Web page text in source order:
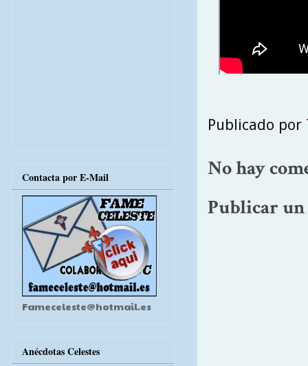
Publicado por
No hay
Publicar
Contacta por E-Mail
Fameceleste@hotmail.es
Anécdotas Celestes